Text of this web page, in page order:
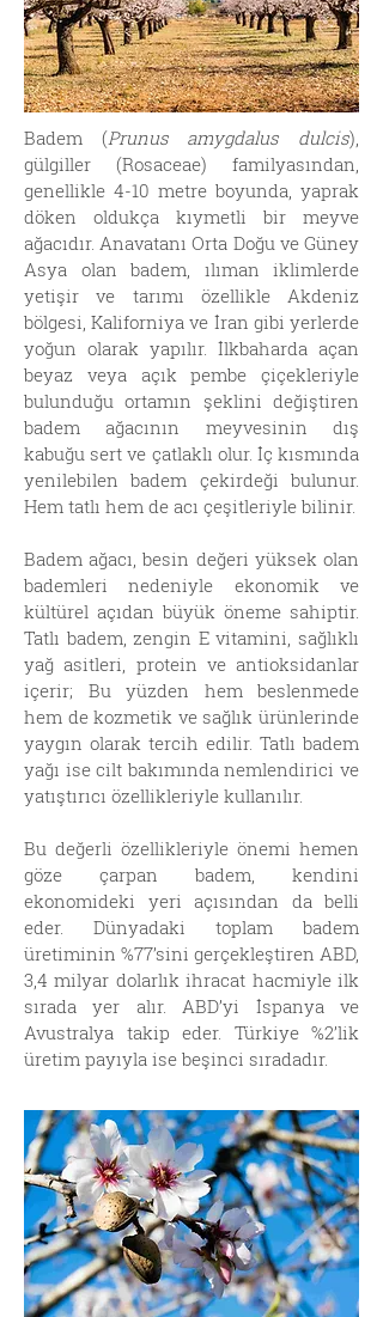
Badem (Prunus amygdalus dulcis),
gülgiller (Rosaceae) familyasından,
genellikle 4-10 metre boyunda, yaprak
döken oldukça kıymetli bir meyve
ağacıdır. Anavatanı Orta Doğu ve Güney
Asya olan badem, ılıman iklimlerde
yetişir ve tarımı özellikle Akdeniz
bölgesi, Kaliforniya ve İran gibi yerlerde
yoğun olarak yapılır. İlkbaharda açan
beyaz veya açık pembe çiçekleriyle
bulunduğu ortamın şeklini değiştiren
badem ağacının meyvesinin dış
kabuğu sert ve çatlaklı olur. İç kısmında
yenilebilen badem çekirdeği bulunur.
Hem tatlı hem de acı çeşitleriyle bilinir.
Badem ağacı, besin değeri yüksek olan
bademleri nedeniyle ekonomik ve
kültürel açıdan büyük öneme sahiptir.
Tatlı badem, zengin E vitamini, sağlıklı
yağ asitleri, protein ve antioksidanlar
içerir; Bu yüzden hem beslenmede
hem de kozmetik ve sağlık ürünlerinde
yaygın olarak tercih edilir. Tatlı badem
yağı ise cilt bakımında nemlendirici ve
yatıştırıcı özellikleriyle kullanılır.
Bu değerli özellikleriyle önemi hemen
göze çarpan badem, kendini
ekonomideki yeri açısından da belli
eder. Dünyadaki toplam badem
üretiminin %77’sini gerçekleştiren ABD,
3,4 milyar dolarlık ihracat hacmiyle ilk
sırada yer alır. ABD’yi İspanya ve
Avustralya takip eder. Türkiye %2’lik
üretim payıyla ise beşinci sıradadır.